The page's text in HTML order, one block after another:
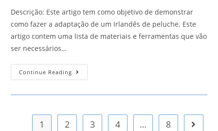
Descrição: Este artigo tem como objetivo de demonstrar
como fazer a adaptação de um Irlandês de peluche. Este
artigo contem uma lista de materiais e ferramentas que vão
ser necessários…
Continue Reading Irlandês
De
1 2 3 4 … 8 Go to